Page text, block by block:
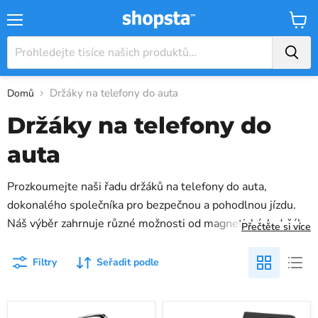
Košík
Domů Držáky na telefony do auta
Držáky na telefony do
auta
Prozkoumejte naši řadu držáků na telefony do auta,
dokonalého společníka pro bezpečnou a pohodlnou jízdu.
Náš výběr zahrnuje různé možnosti od magnetických držáků
jsou navrženy tak, aby vyhovovaly řadě mobilních zařízení.
Přečtěte si více
Filtry Seřadit podle